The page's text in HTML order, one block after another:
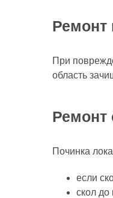
Ремонт
При
область
Ремонт
Починка
если
скол до